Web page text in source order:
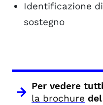
Identificazione
sostegno
Per vedere
la brochure